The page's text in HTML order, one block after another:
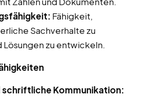
Fähigkeit,
Sachverhalte zu
Lösungen zu entwickeln.
schriftliche Kommunikation: